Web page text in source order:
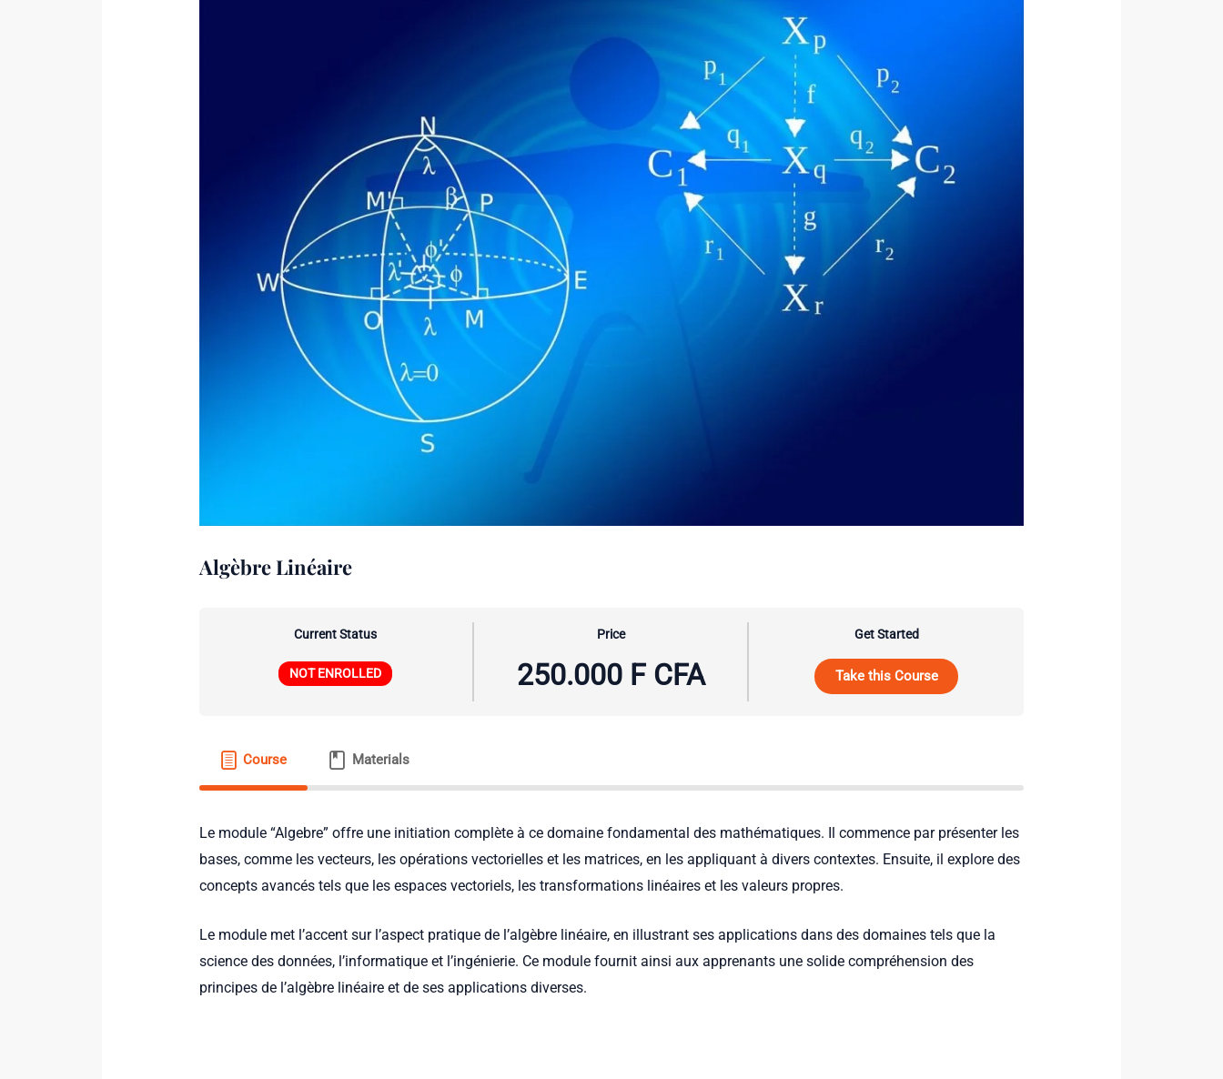
Algèbre Linéaire
Current Status
NOT ENROLLED
Price
250.000 F CFA
Get Started
Take this Course
Course Materials
Le module “Algebre” offre une initiation complète à ce domaine fondamental des mathématiques. Il commence par présenter les
bases, comme les vecteurs, les opérations vectorielles et les matrices, en les appliquant à divers contextes. Ensuite, il explore des
concepts avancés tels que les espaces vectoriels, les transformations linéaires et les valeurs propres.
Le module met l’accent sur l’aspect pratique de l’algèbre linéaire, en illustrant ses applications dans des domaines tels que la
science des données, l’informatique et l’ingénierie. Ce module fournit ainsi aux apprenants une solide compréhension des
principes de l’algèbre linéaire et de ses applications diverses.